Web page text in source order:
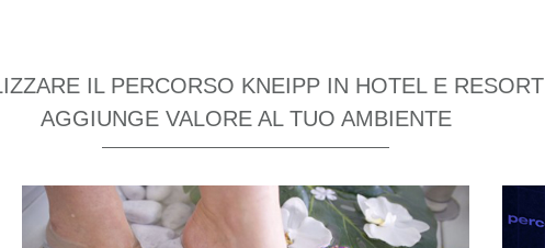
IL PERCORSO KNEIPP IN HOTEL E RESORT
AGGIUNGE VALORE AL TUO AMBIENTE